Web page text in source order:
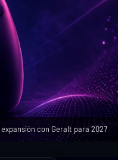
con Geralt para 2027